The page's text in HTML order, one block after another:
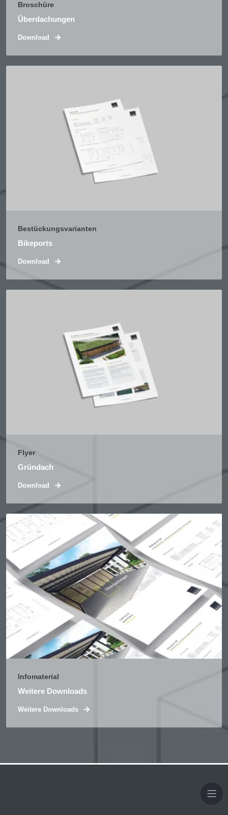
Broschüre
Überdachungen
Download
Bestückungsvarianten
Bikeports
Download
Flyer
Gründach
Download
Infomaterial
Weitere Downloads
Weitere Downloads